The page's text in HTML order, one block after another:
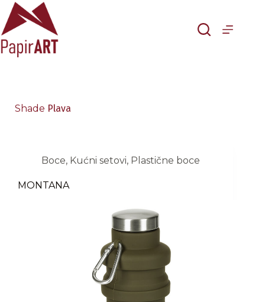
Skip
to
content
Shade Plava
Boce, Kućni setovi, Plastične boce
MONTANA